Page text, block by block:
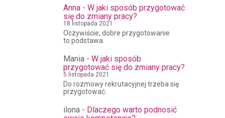
Anna - W jaki sposób przygotować
się do zmiany pracy?
18 listopada 2021
Oczywiście, dobre przygotowanie
to podstawa.
Mania - W jaki sposób
przygotować się do zmiany pracy?
5 listopada 2021
Do rozmowy rekrutacyjnej trzeba się
przygotować.
ilona - Dlaczego warto podnosić